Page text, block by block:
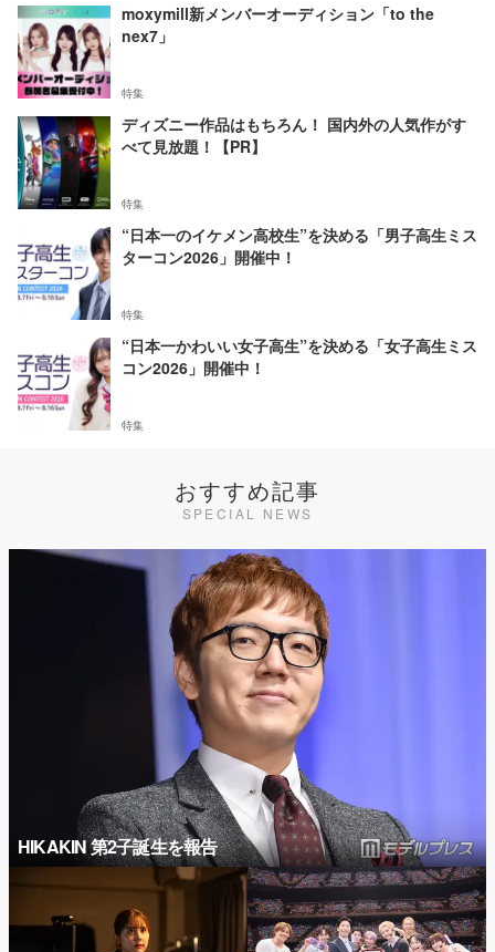
moxymill新メンバーオーディション「to the
nex7」
特集
ディズニー作品はもちろん！ 国内外の人気作がす
べて見放題！【PR】
特集
“日本一のイケメン高校生”を決める「男子高生ミス
ターコン2026」開催中！
特集
“日本一かわいい女子高生”を決める「女子高生ミス
コン2026」開催中！
特集
おすすめ記事
SPECIAL NEWS
HIKAKIN 第2子誕生を報告